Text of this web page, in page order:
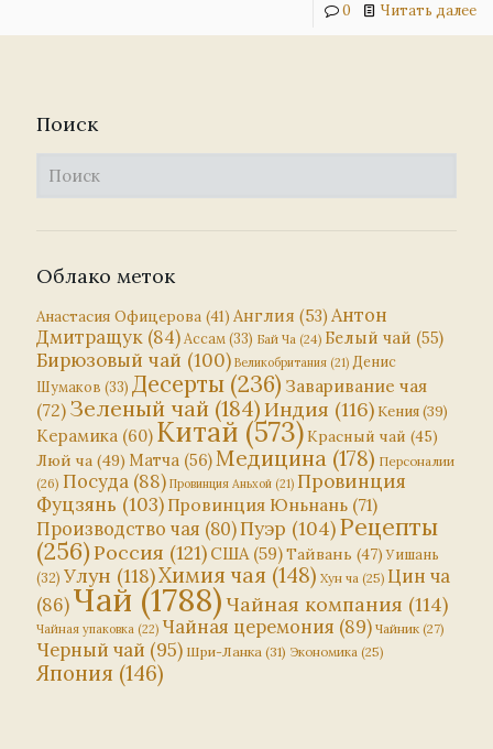
0 Читать далее
Поиск
Облако меток
Анастасия Офицерова (41) Англия (53) Антон
Дмитращук (84) Ассам (33) Бай Ча (24) Белый чай (55)
Бирюзовый чай (100) Великобритания (21) Денис
Шумаков (33) Десерты (236) Заваривание чая
(72) Зеленый чай (184)Индия (116) Кения(39)
Керамика (60) Китай (573)Красный чай (45)
Люй ча (49) Матча (56) Медицина (178) Персоналии
(26) Посуда (88) Провинция Аньхой (21) Провинция
Фуцзянь (103) Провинция Юньнань (71)
Производство чая (80)Пуэр (104)Рецепты
(256)Россия (121) США (59)Тайвань (47) Уишань
(32) Улун (118)Химия чая (148) Хун ча (25) Цин ча
(86)Чай (1788)Чайная компания (114)
Чайная упаковка (22) Чайная церемония (89) Чайник (27)
Черный чай (95) Шри-Ланка (31) Экономика (25)
Япония (146)